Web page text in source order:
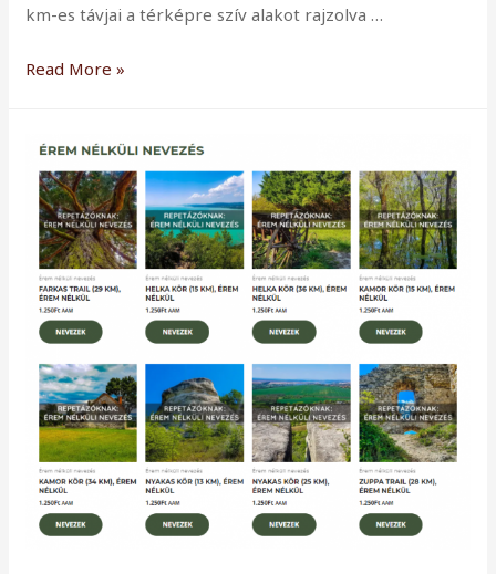
km-es távjai a térképre szív alakot rajzolva …
Videóbeszámoló
km-
es
Helka
Körről!
Read More »